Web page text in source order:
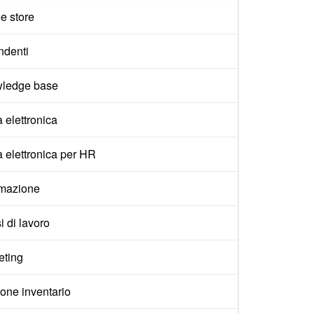
store
base
elettronica
elettronica per HR
di lavoro
inventario